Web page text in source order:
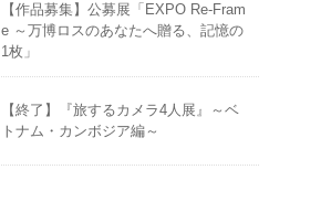
【作品募集】公募展「EXPO Re-Fram
e ～万博ロスのあなたへ贈る、記憶の
1枚」
【終了】『旅するカメラ4人展』～ベ
トナム・カンボジア編～